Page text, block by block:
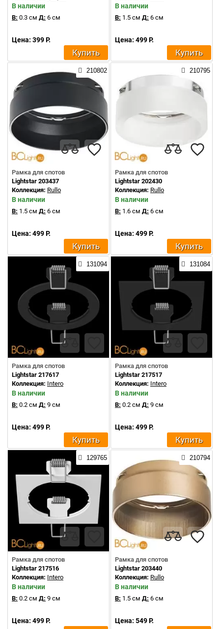
В наличии
В: 0.3 см Д: 6 см
Цена: 399 Р.
Купить
В наличии
В: 1.5 см Д: 6 см
Цена: 499 Р.
Купить
210802
Рамка для спотов
Lightstar 203437
Коллекция: Rullo
В наличии
В: 1.5 см Д: 6 см
Цена: 499 Р.
Купить
210795
Рамка для спотов
Lightstar 202430
Коллекция: Rullo
В наличии
В: 1.6 см Д: 6 см
Цена: 499 Р.
Купить
131094
Рамка для спотов
Lightstar 217617
Коллекция: Intero
В наличии
В: 0.2 см Д: 9 см
Цена: 499 Р.
Купить
131084
Рамка для спотов
Lightstar 217517
Коллекция: Intero
В наличии
В: 0.2 см Д: 9 см
Цена: 499 Р.
Купить
129765
Рамка для спотов
Lightstar 217516
Коллекция: Intero
В наличии
В: 0.2 см Д: 9 см
Цена: 499 Р.
210794
Рамка для спотов
Lightstar 203440
Коллекция: Rullo
В наличии
В: 1.5 см Д: 6 см
Цена: 549 Р.